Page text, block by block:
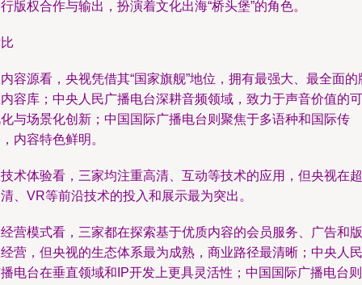
版权合作与输出，扮演着文化出海“桥头堡”的角色。
容源看，央视凭借其“国家旗舰”地位，拥有最强大、最全面的
容库；中央人民广播电台深耕音频领域，致力于声音价值的可
与场景化创新；中国国际广播电台则聚焦于多语种和国际传
内容特色鲜明。
术体验看，三家均注重高清、互动等技术的应用，但央视在超
、VR等前沿技术的投入和展示最为突出。
营模式看，三家都在探索基于优质内容的会员服务、广告和版
营，但央视的生态体系最为成熟，商业路径最清晰；中央人民
电台在垂直领域和IP开发上更具灵活性；中国国际广播电台则